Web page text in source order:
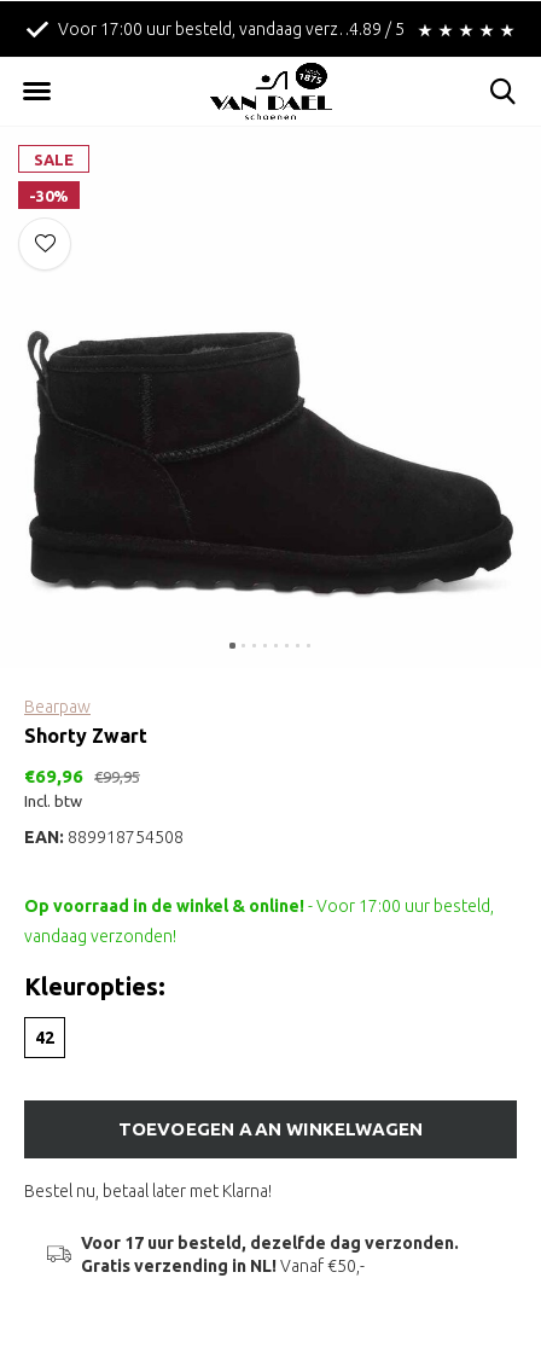
Voor 17:00 uur besteld, vandaag verzonden! Betaal achteraf met
4.89 / 5
SALE
-30%
Bearpaw
Shorty Zwart
€69,96
€99,95
Incl. btw
EAN: 889918754508
Op voorraad in de winkel & online!- Voor 17:00 uur besteld,
vandaag verzonden!
Kleuropties:
42
TOEVOEGEN AAN WINKELWAGEN
Bestel nu, betaal later met Klarna!
Voor 17 uur besteld, dezelfde dag verzonden.
Gratis verzending in NL!Vanaf €50,-